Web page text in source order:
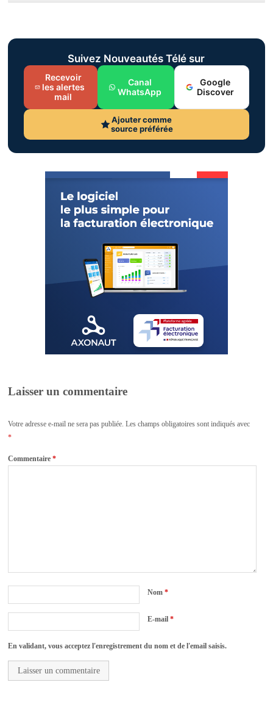
Suivez Nouveautés Télé sur
Recevoir
les alertes
mail
Canal
WhatsApp
Google
Discover
Ajouter comme
source préférée
Laisser un commentaire
Votre adresse e-mail ne sera pas publiée. Les champs obligatoires sont indiqués avec
*
Commentaire*
Nom*
E-mail*
En validant, vous acceptez l'enregistrement du nom et de l'email saisis.